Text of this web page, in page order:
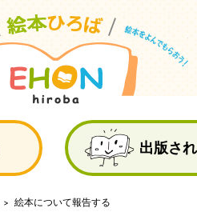
出版さ
絵本について報告する